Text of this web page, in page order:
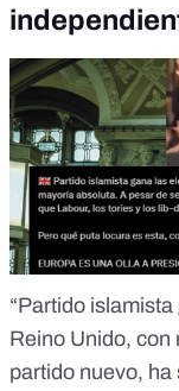
“Partido
Reino Unido, con
partido nuevo, ha